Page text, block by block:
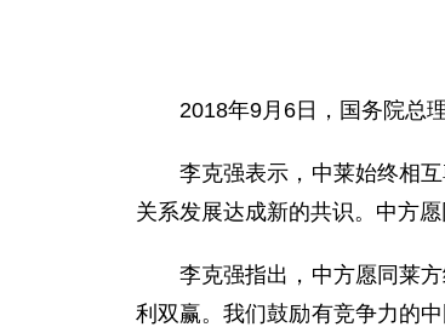
2018年9月6日，国务院总理
李克强表示，中莱始终相互
关系发展达成新的共识。中方
李克强指出，中方愿同莱方
利双赢。我们鼓励有竞争力的